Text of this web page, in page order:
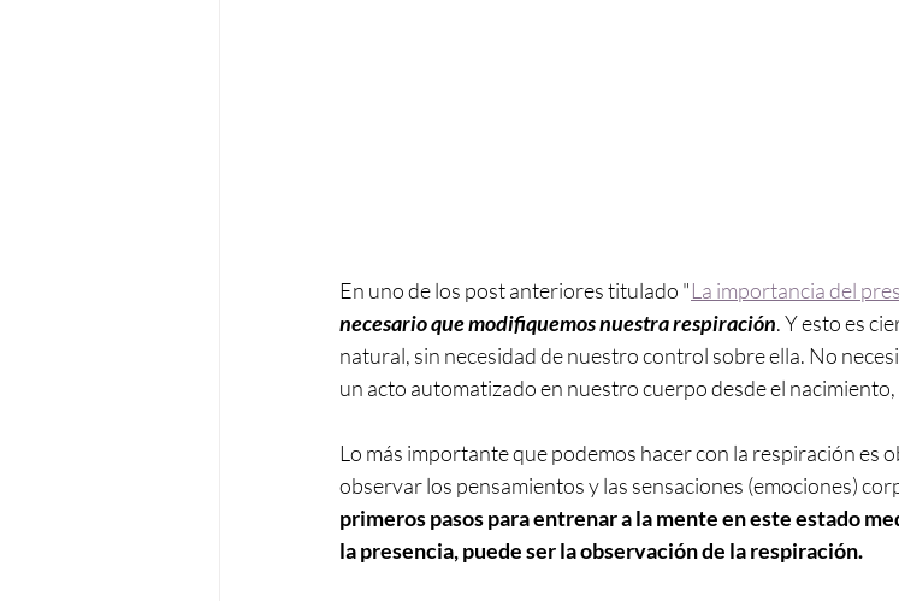
En uno de los post anteriores titulado "La importancia del
necesario que modifiquemos nuestra respiración. Y esto es
natural, sin necesidad de nuestro control sobre ella. No
un acto automatizado en nuestro cuerpo desde el
Lo más importante que podemos hacer con la respiración es
observar los pensamientos y las sensaciones (emociones)
primeros pasos para entrenar a la mente en este estado
la presencia, puede ser la observación de la respiración.